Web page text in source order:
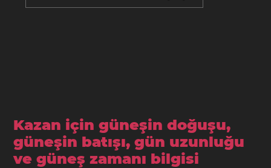
Kazan için güneşin doğuşu,
güneşin batışı, gün uzunluğu
ve güneş zamanı bilgisi